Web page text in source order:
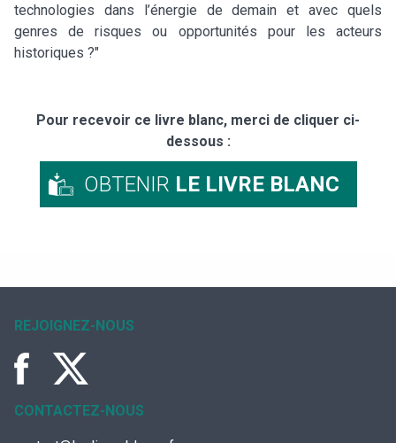
technologies dans l’énergie de demain et avec quels
genres de risques ou opportunités pour les acteurs
historiques ?"
Pour recevoir ce livre blanc, merci de cliquer ci-
dessous :
OBTENIR LE LIVRE BLANC
REJOIGNEZ-NOUS
CONTACTEZ-NOUS